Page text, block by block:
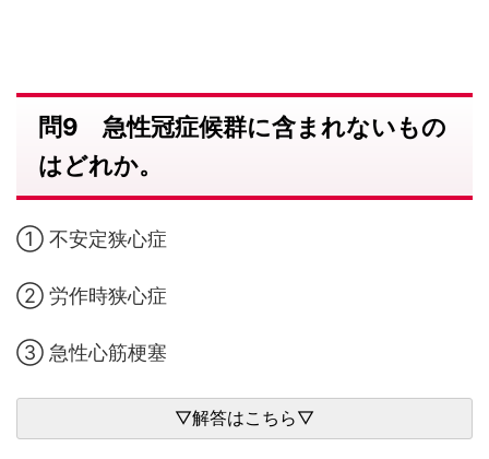
問9 急性冠症候群に含まれないもの
はどれか。
① 不安定狭心症
② 労作時狭心症
③ 急性心筋梗塞